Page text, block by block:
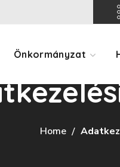
Önkormányzat
Home